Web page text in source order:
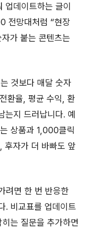
업데이트하는 글이
전망대처럼 “현장
가 붙는 콘텐츠는
것보다 매달 숫자
환율, 평균 수익, 환
는지 드러납니다. 예
상품과 1,000클릭
후자가 더 바빠도 앞
려면 한 번 반응한
. 비교표를 업데이트
는 질문을 추가하면